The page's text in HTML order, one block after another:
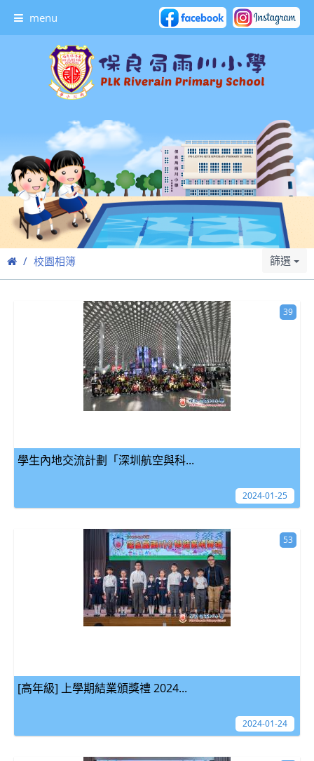
menu
校園相簿 篩選
學生內地交流計劃「深圳航空與科...
39
2024-01-25
[高年級] 上學期結業頒獎禮 2024...
53
2024-01-24